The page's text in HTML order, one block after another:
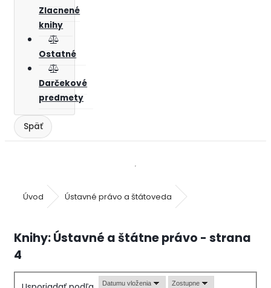
Zlacnené
knihy
Ostatné
Darčekové
predmety
Úvod Ústavné právo a štátoveda
Knihy: Ústavné a štátne právo - strana
4
Datumu vloženia Zostupne